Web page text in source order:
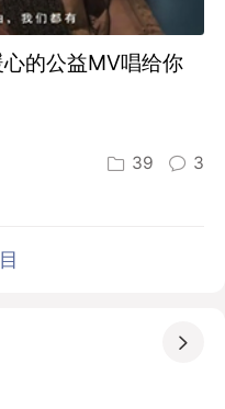
的公益MV唱给你
39 3
